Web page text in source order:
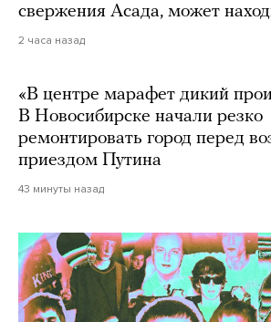
свержения Асада, может
2 часа назад
«В центре марафет дикий
В Новосибирске начали резко
ремонтировать город перед
приездом Путина
43 минуты назад